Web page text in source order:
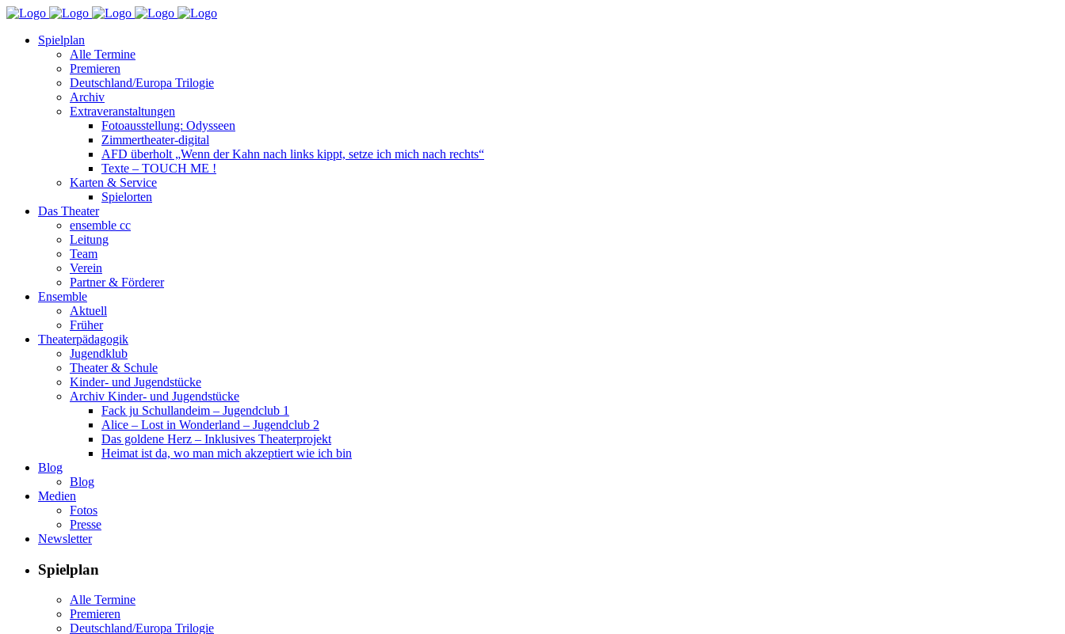
Spielplan
Alle Termine
Premieren
Deutschland/Europa Trilogie
Archiv
Extraveranstaltungen
Fotoausstellung: Odysseen
Zimmertheater-digital
AFD überholt „Wenn der Kahn nach links kippt, setze ich mich nach rechts“
Texte – TOUCH ME !
Karten & Service
Spielorten
Das Theater
ensemble cc
Leitung
Team
Verein
Partner & Förderer
Ensemble
Aktuell
Früher
Theaterpädagogik
Jugendklub
Theater & Schule
Kinder- und Jugendstücke
Archiv Kinder- und Jugendstücke
Fack ju Schullandeim – Jugendclub 1
Alice – Lost in Wonderland – Jugendclub 2
Das goldene Herz – Inklusives Theaterprojekt
Heimat ist da, wo man mich akzeptiert wie ich bin
Blog
Blog
Medien
Fotos
Presse
Newsletter
Spielplan
Alle Termine
Premieren
Deutschland/Europa Trilogie